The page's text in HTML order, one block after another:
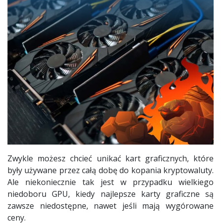
Zwykle możesz chcieć unikać kart graficznych, które
były używane przez całą dobę do kopania kryptowaluty.
Ale niekoniecznie tak jest w przypadku wielkiego
niedoboru GPU, kiedy najlepsze karty graficzne są
zawsze niedostępne, nawet jeśli mają wygórowane
ceny.